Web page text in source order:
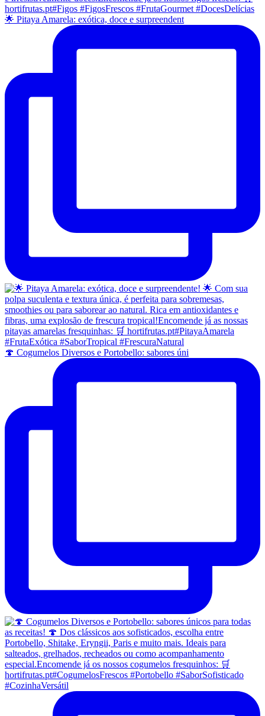
🌟 Pitaya Amarela: exótica, doce e surpreendent
🍄 Cogumelos Diversos e Portobello: sabores úni